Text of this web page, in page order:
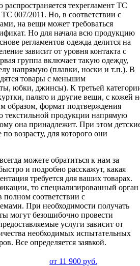
техрегламент ТС
007/2011. Но, в соответствии с
на вещи может требоваться
Но для начала всю продукцию
регламентов одежда делится на
зависит от уровня контакта с
группа включает такую одежду,
напрямую (плавки, носки и т.п.). В
товары с меньшим
юбки, джинсы). К третьей
пальто и другие вещи, с кожей
образом, формат подтверждения
текстильной продукции напрямую
она принадлежит. При этом
возрасту, для которого они
можете обратиться к нам за
и подробно расскажут, какая
требуется для ваших товарах.
то специализированный орган
полном соответствии с
При необходимости получать
могут безошибочно провести
услуги зависит от
необходимых испытательных
Все определяется заявкой.
от 11 900 руб.